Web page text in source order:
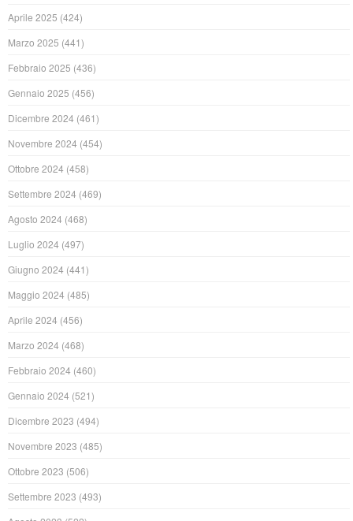
Aprile 2025 (424)
Marzo 2025 (441)
Febbraio 2025 (436)
Gennaio 2025 (456)
Dicembre 2024 (461)
Novembre 2024 (454)
Ottobre 2024 (458)
Settembre 2024 (469)
Agosto 2024 (468)
Luglio 2024 (497)
Giugno 2024 (441)
Maggio 2024 (485)
Aprile 2024 (456)
Marzo 2024 (468)
Febbraio 2024 (460)
Gennaio 2024 (521)
Dicembre 2023 (494)
Novembre 2023 (485)
Ottobre 2023 (506)
Settembre 2023 (493)